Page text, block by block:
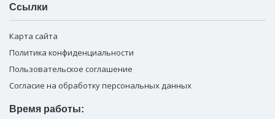
Ссылки
Карта сайта
Политика конфиденциальности
Пользовательское соглашение
Согласие на обработку персональных данных
Время работы: